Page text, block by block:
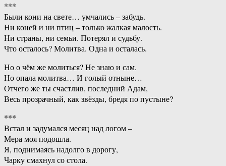
***
Были кони на свете… умчались – забудь.
Ни коней и ни птиц – только жалкая малость.
Ни страны, ни семьи. Потерял и судьбу.
Что осталось? Молитва. Одна и осталась.
Но о чём же молиться? Не знаю и сам.
Но опала молитва… И голый отныне…
Отчего же ты счастлив, последний Адам,
Весь прозрачный, как звёзды, бредя по пустыне?
***
Встал и задумался месяц над логом –
Мера моя подошла.
Я, поднимаясь надолго в дорогу,
Чарку смахнул со стола.